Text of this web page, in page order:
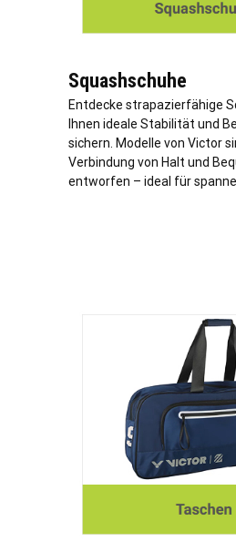
Squashschuhe
Entdecke strapazierfähige
Ihnen ideale Stabilität und
sichern. Modelle von Victor
Verbindung von Halt und
entworfen – ideal für